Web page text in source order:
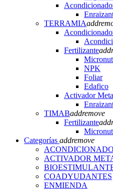
TERRAMIAadd
Fertilizanteadd
NPK
Foliar
Edafico
Activador
TIMABaddremove
Fertilizanteadd
Categorías addremove
ACTIVADOR
COADYUDANTES
ENMIENDA